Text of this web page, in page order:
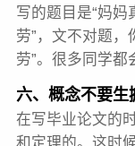
写的题目是“妈妈
劳”，文不对题，
劳”。很多同学都
六、概念不要生
在写毕业论文的